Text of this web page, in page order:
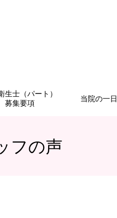
生士（パート）
募集要項
当院の一日
フの声